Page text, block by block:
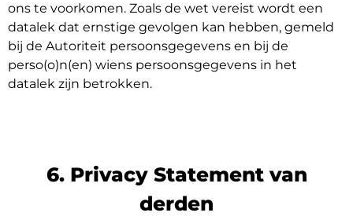
ons te voorkomen. Zoals de wet vereist wordt een
datalek dat ernstige gevolgen kan hebben, gemeld
bij de Autoriteit persoonsgegevens en bij de
perso(o)n(en) wiens persoonsgegevens in het
datalek zijn betrokken.
6. Privacy Statement van
derden